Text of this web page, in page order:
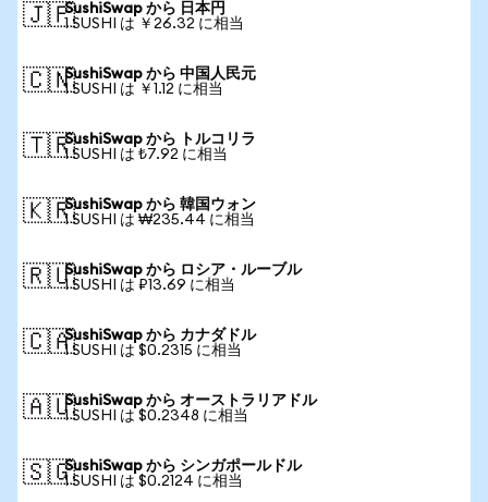
🇯🇵SushiSwap から 日本円
1 SUSHI は ￥26.32 に相当
🇨🇳SushiSwap から 中国人民元
1 SUSHI は ￥1.12 に相当
🇹🇷SushiSwap から トルコリラ
1 SUSHI は ₺7.92 に相当
🇰🇷SushiSwap から 韓国ウォン
1 SUSHI は ₩235.44 に相当
🇷🇺SushiSwap から ロシア・ルーブル
1 SUSHI は ₽13.69 に相当
🇨🇦SushiSwap から カナダドル
1 SUSHI は $0.2315 に相当
🇦🇺SushiSwap から オーストラリアドル
1 SUSHI は $0.2348 に相当
🇸🇬SushiSwap から シンガポールドル
1 SUSHI は $0.2124 に相当